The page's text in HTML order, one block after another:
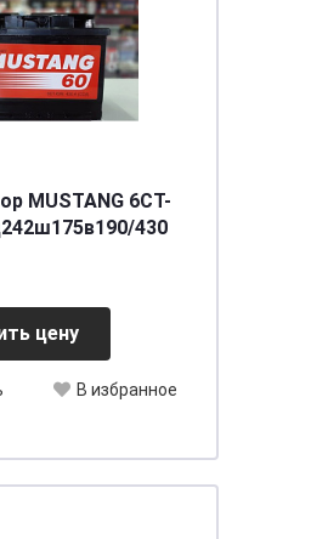
MUSTANG 6CT-
430
цену
В избранное